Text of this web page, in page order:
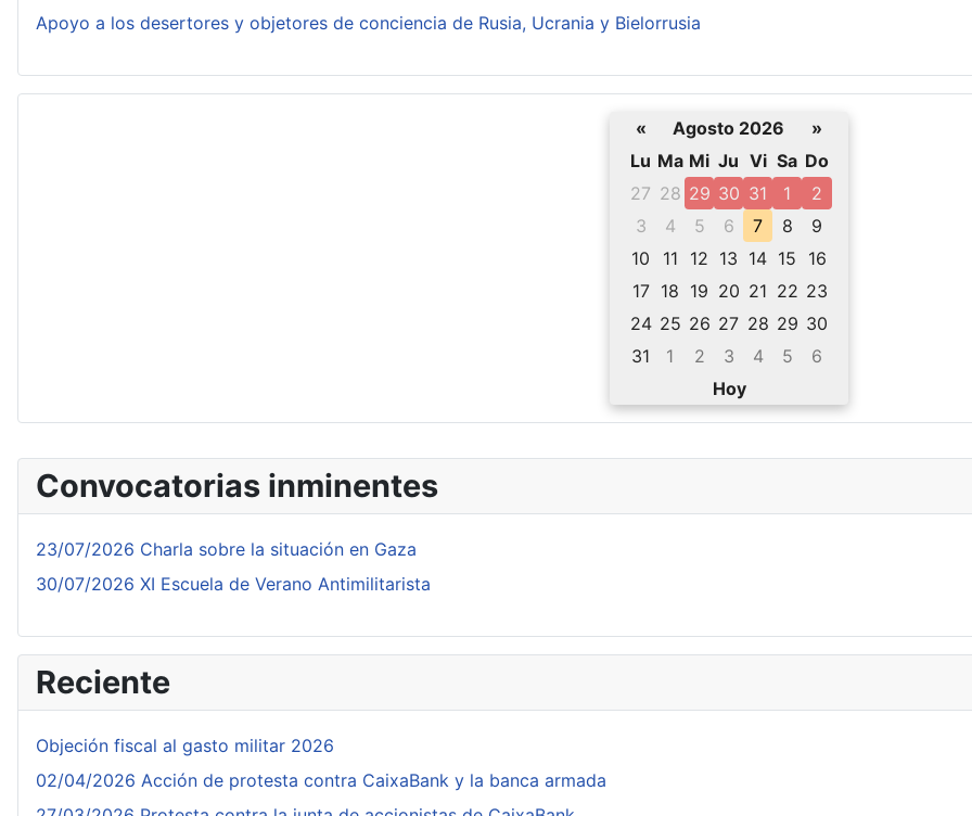
Convocatorias inminentes
23/07/2026 Charla sobre la situación en Gaza
30/07/2026 XI Escuela de Verano Antimilitarista
Reciente
Objeción fiscal al gasto militar 2026
02/04/2026 Acción de protesta contra CaixaBank y la banca armada
Apoyo a los desertores y objetores de conciencia de Rusia, Ucrania y Bielorrusia
« Agosto 2026
»
Lu Ma Mi Ju Vi Sa Do
27 28 29 30 31 1
2
3
4 5 6 7 8
9
10
11 12 13 14 15
16
17 18 19 20 21 22 23
24 25 26 27 28 29 30
31
1 2 3 4 5
6
Hoy